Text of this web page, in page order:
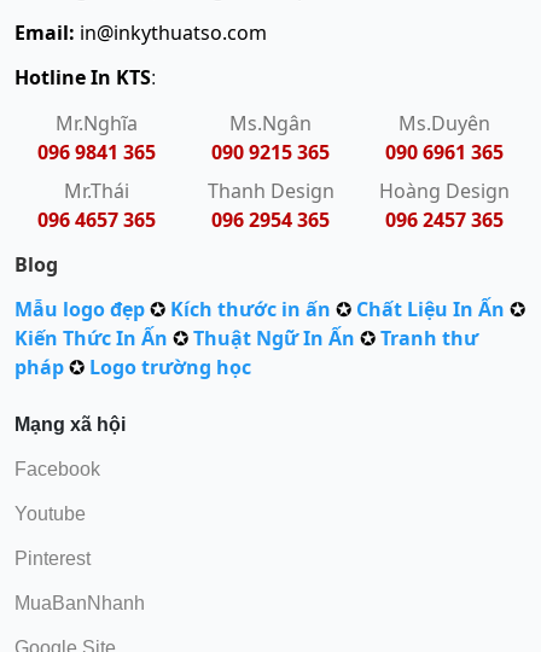
Email: in@inkythuatso.com
Hotline In KTS:
Mr.Nghĩa
096 9841 365
Ms.Ngân
090 9215 365
Ms.Duyên
090 6961 365
Mr.Thái
096 4657 365
Thanh Design
096 2954 365
Hoàng Design
096 2457 365
Blog
Mẫu logo đẹp✪ Kích thước in ấn ✪ Chất Liệu In Ấn ✪
Kiến Thức In Ấn ✪Thuật Ngữ In Ấn ✪Tranh thư
pháp✪ Logo trường học
Mạng xã hội
Facebook
Youtube
Pinterest
MuaBanNhanh
Google Site